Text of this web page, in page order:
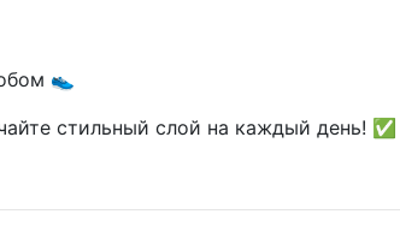
👟
стильный слой на каждый день! ✅